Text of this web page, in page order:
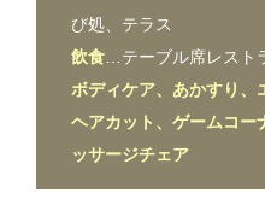
び処、テラス
飲食…テーブル席レスト
ボディケア、あかすり、
ヘアカット、ゲームコー
ッサージチェア